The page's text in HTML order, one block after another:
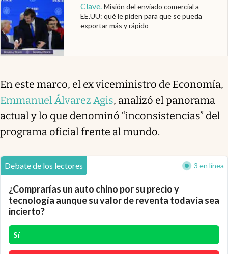
Clave. Misión del enviado comercial a
EE.UU: qué le piden para que se pueda
exportar más y rápido
En este marco, el ex viceministro de Economía,
Emmanuel Álvarez Agis, analizó el panorama
actual y lo que denominó “inconsistencias” del
programa oficial frente al mundo.
Debate de los lectores 3 en línea
¿Comprarías un auto chino por su precio y
tecnología aunque su valor de reventa todavía sea
incierto?
Sí